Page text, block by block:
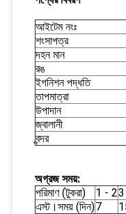
আইটেম নংঃ
শংসাপত্র
দহন মান
রঙ
ইগনিশন পদ্ধতি
তাপমাত্রা
উপাদান
জ্বালানী
বন্দর
অগ্রজ সময়:
পরিমাণ (টুকরা)
1 - 2
এস্ট।সময় (দিন)7